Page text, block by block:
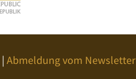
| Abmeldung vom Newsletter